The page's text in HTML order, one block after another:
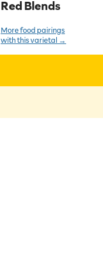
Red Blends
More food pairings
with this varietal →